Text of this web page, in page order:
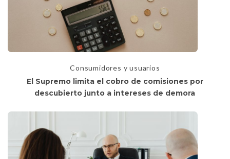
Consumidores y usuarios
El Supremo limita el cobro de comisiones por
descubierto junto a intereses de demora